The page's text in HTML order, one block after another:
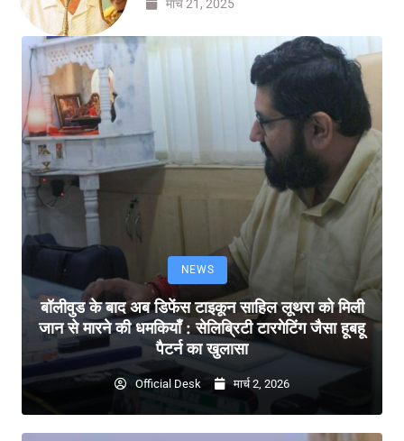
मार्च 21, 2025
NEWS
बॉलीवुड के बाद अब डिफेंस टाइकून साहिल लूथरा को मिली
जान से मारने की धमकियाँ : सेलिब्रिटी टारगेटिंग जैसा हूबहू
पैटर्न का खुलासा
Official Desk मार्च 2, 2026